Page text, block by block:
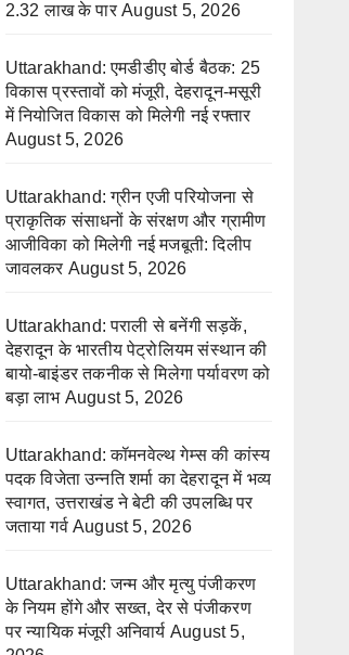
2.32 लाख के पार August 5, 2026
Uttarakhand: एमडीडीए बोर्ड बैठक: 25
विकास प्रस्तावों को मंजूरी, देहरादून-मसूरी
में नियोजित विकास को मिलेगी नई रफ्तार
August 5, 2026
Uttarakhand: ग्रीन एजी परियोजना से
प्राकृतिक संसाधनों के संरक्षण और ग्रामीण
आजीविका को मिलेगी नई मजबूती: दिलीप
जावलकर August 5, 2026
Uttarakhand: पराली से बनेंगी सड़कें,
देहरादून के भारतीय पेट्रोलियम संस्थान की
बायो-बाइंडर तकनीक से मिलेगा पर्यावरण को
बड़ा लाभ August 5, 2026
Uttarakhand: कॉमनवेल्थ गेम्स की कांस्य
पदक विजेता उन्नति शर्मा का देहरादून में भव्य
स्वागत, उत्तराखंड ने बेटी की उपलब्धि पर
जताया गर्व August 5, 2026
Uttarakhand: जन्म और मृत्यु पंजीकरण
के नियम होंगे और सख्त, देर से पंजीकरण
पर न्यायिक मंजूरी अनिवार्य August 5,